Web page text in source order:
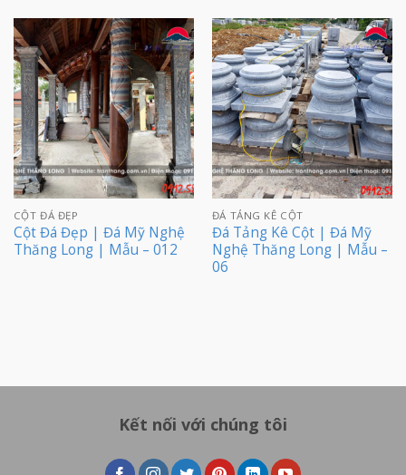
CỘT ĐÁ ĐẸP
Cột Đá Đẹp | Đá Mỹ Nghệ
Thăng Long | Mẫu – 012
ĐÁ TẢNG KÊ CỘT
Đá Tảng Kê Cột | Đá Mỹ
Nghệ Thăng Long | Mẫu –
06
Kết nối với chúng tôi